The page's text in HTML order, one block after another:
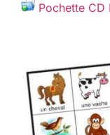
Pochette